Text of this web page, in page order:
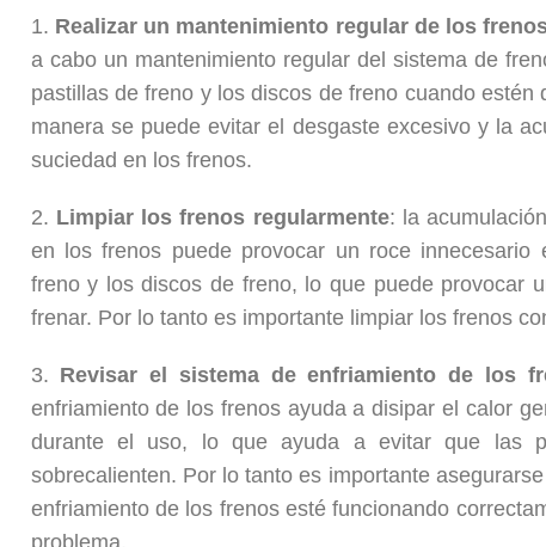
1. Realizar un mantenimiento regular de los
a cabo un mantenimiento regular del sistema de
pastillas de freno y los discos de freno cuando estén
manera se puede evitar el desgaste excesivo y la
suciedad en los frenos.
2. Limpiar los frenos regularmente: la
en los frenos puede provocar un roce innecesario
freno y los discos de freno, lo que puede provocar
frenar. Por lo tanto es importante limpiar los frenos
3. Revisar el sistema de enfriamiento de los
enfriamiento de los frenos ayuda a disipar el calor
durante el uso, lo que ayuda a evitar que las
sobrecalienten. Por lo tanto es importante
enfriamiento de los frenos esté funcionando
problema.